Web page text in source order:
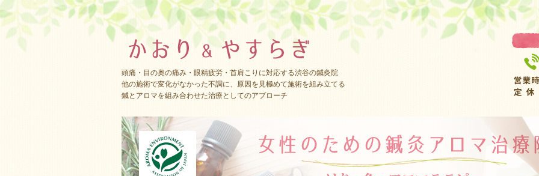
頭痛・目の奥の痛み・眼精疲労・首肩こりに対応する渋谷の鍼灸院
他の施術で変化がなかった不調に、原因を見極めて施術を組み立てる
鍼とアロマを組み合わせた治療としてのアプローチ